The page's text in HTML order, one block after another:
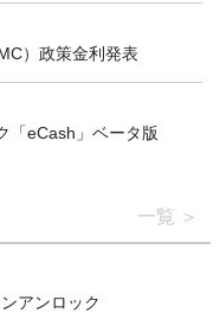
）政策金利発表
「eCash」ベータ版
一覧
アンロック